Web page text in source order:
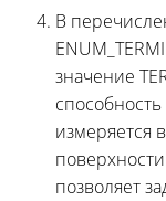
В
значение
измеряется
позволяет